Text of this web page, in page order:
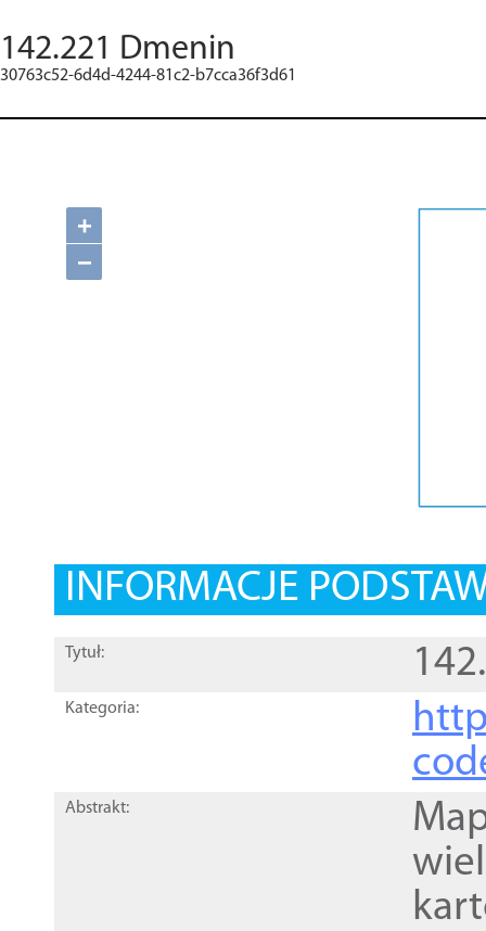
142.221 Dmenin
30763c52-6d4d-4244-81c2-b7cca36f3d61
+
−
INFORMACJE
Tytuł:
Kategoria:
Abstrakt: